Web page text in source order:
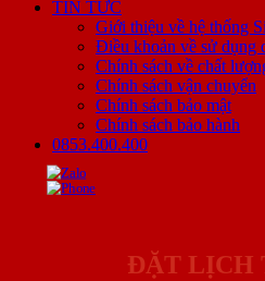
TIN TỨC
Giới thiệu về hệ thống
Điều khoản về sử dụng
Chính sách về chất
Chính sách vận chuyển
Chính sách bảo mật
Chính sách bảo hành
0853.400.400
ĐẶT LỊCH